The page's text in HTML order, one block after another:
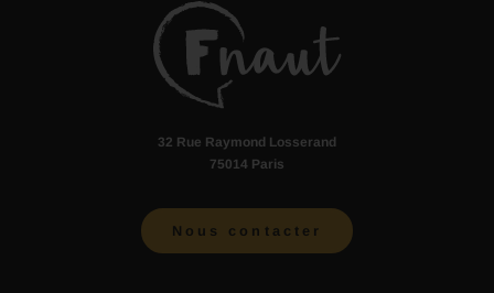
32 Rue Raymond Losserand
75014 Paris
Nous contacter